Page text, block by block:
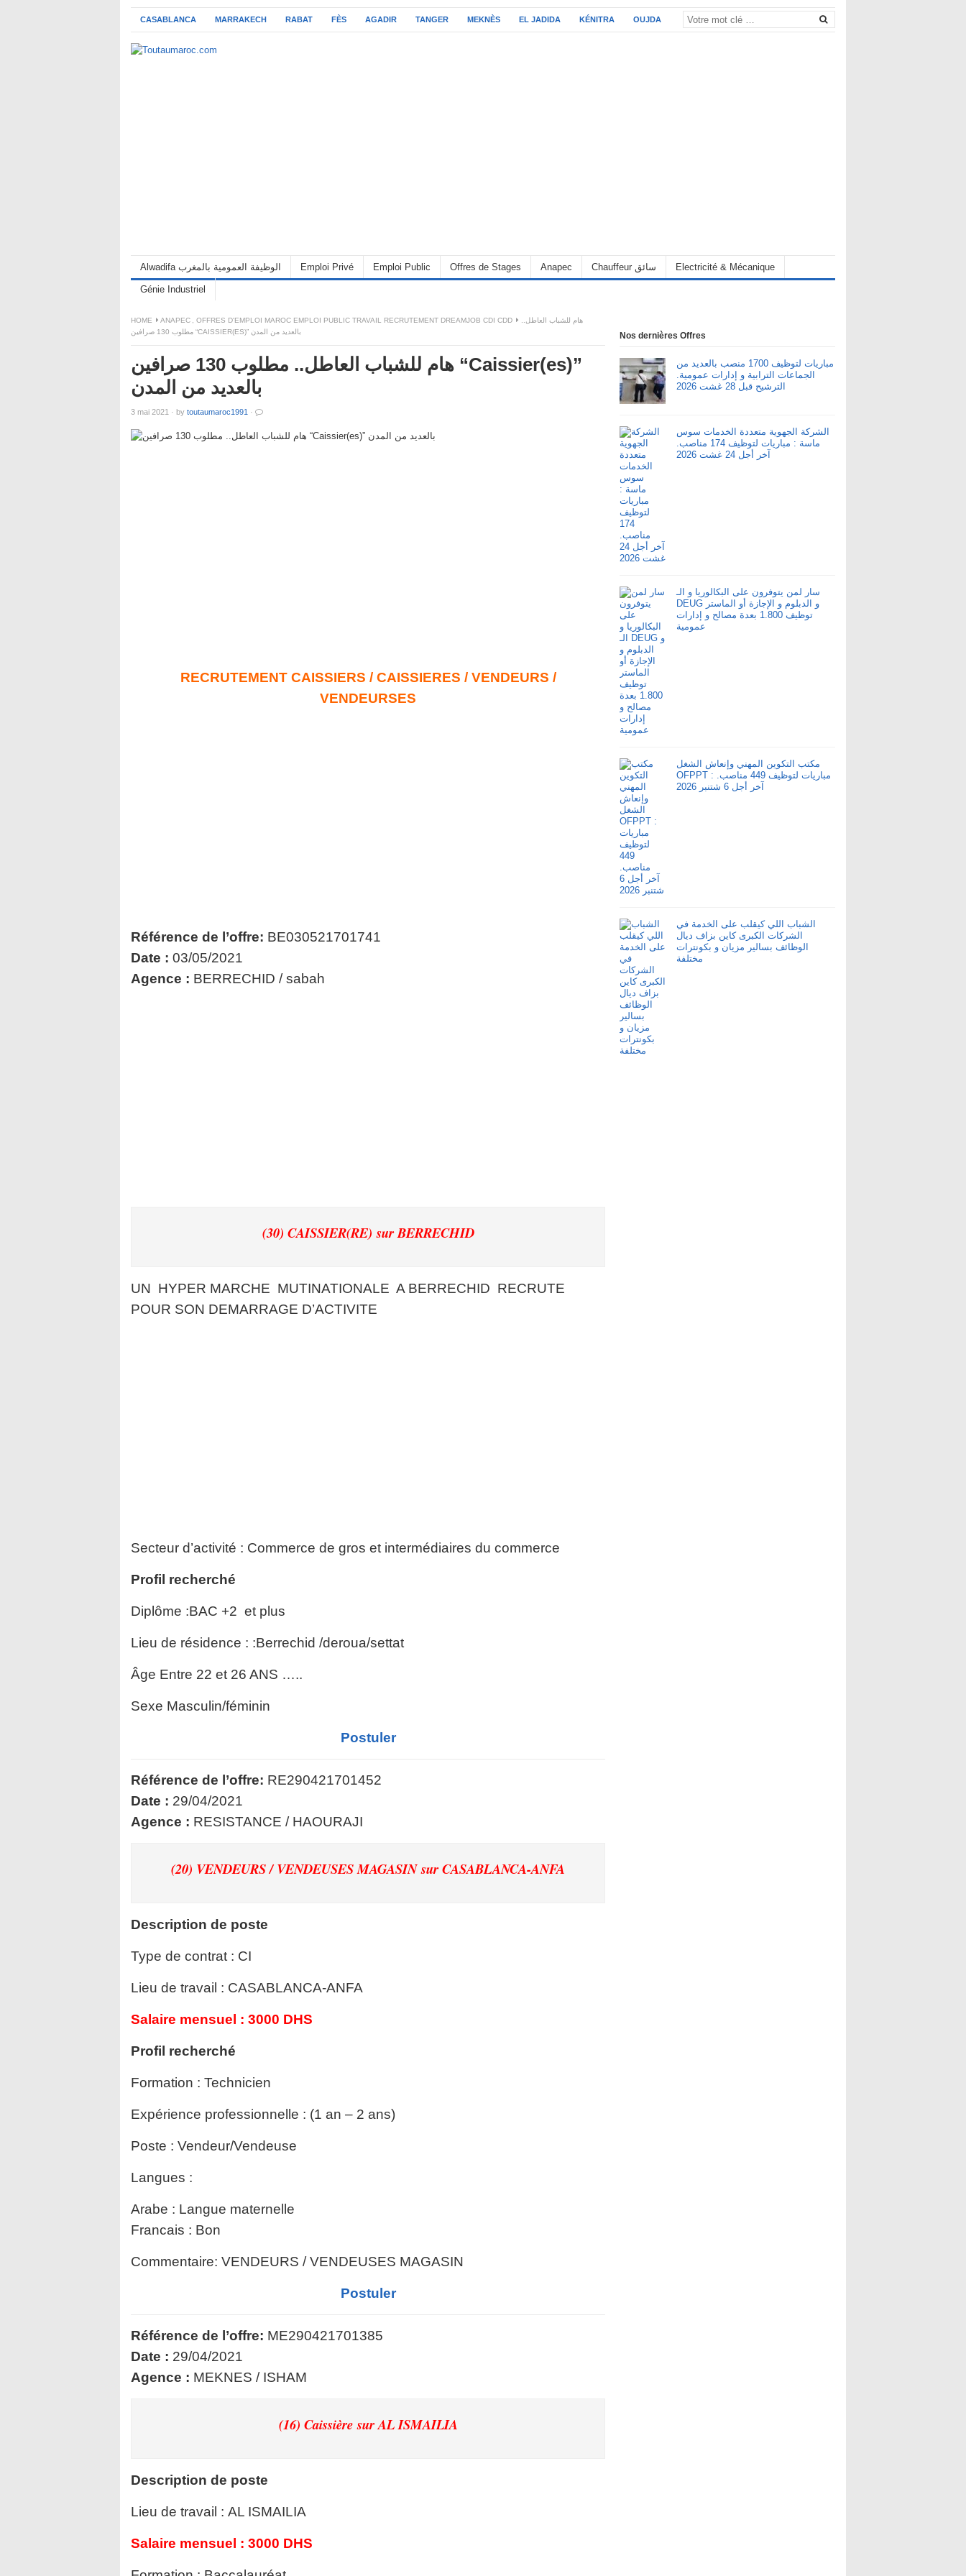
CASABLANCA MARRAKECH RABAT FÈS AGADIR TANGER MEKNÈS EL JADIDA KÉNITRA OUJDA
Alwadifa الوظيفة العمومية بالمغرب Emploi Privé Emploi Public Offres de Stages Anapec Chauffeur سائق Electricité & Mécanique
Génie Industriel
HOME ANAPEC OFFRES D'EMPLOI MAROC EMPLOI PUBLIC TRAVAIL RECRUTEMENT DREAMJOB CDI CDD
هام للشباب العاطل..
مطلوب 130 صرافين “CAISSIER(ES)” بالعديد من المدن
هام للشباب العاطل.. مطلوب 130 صرافين “Caissier(es)”
بالعديد من المدن
3 mai 2021 · by toutaumaroc1991 ·
RECRUTEMENT CAISSIERS / CAISSIERES / VENDEURS /
VENDEURSES
Référence de l’offre: BE030521701741
Date : 03/05/2021
Agence : BERRECHID / sabah
(30) CAISSIER(RE)sur BERRECHID
UN HYPER MARCHE MUTINATIONALE A BERRECHID RECRUTE
POUR SON DEMARRAGE D’ACTIVITE
Secteur d’activité : Commerce de gros et intermédiaires du commerce
Profil recherché
Diplôme :BAC +2 et plus
Lieu de résidence : :Berrechid /deroua/settat
Âge Entre 22 et 26 ANS …..
Sexe Masculin/féminin
Postuler
Référence de l’offre: RE290421701452
Date : 29/04/2021
Agence : RESISTANCE / HAOURAJI
(20) VENDEURS / VENDEUSES MAGASINsur CASABLANCA-ANFA
Description de poste
Type de contrat : CI
Lieu de travail : CASABLANCA-ANFA
Salaire mensuel : 3000 DHS
Profil recherché
Formation : Technicien
Expérience professionnelle : (1 an – 2 ans)
Poste : Vendeur/Vendeuse
Langues :
Arabe : Langue maternelle
Francais : Bon
Commentaire: VENDEURS / VENDEUSES MAGASIN
Postuler
Référence de l’offre: ME290421701385
Date : 29/04/2021
Agence : MEKNES / ISHAM
(16) Caissièresur AL ISMAILIA
Description de poste
Lieu de travail : AL ISMAILIA
Salaire mensuel : 3000 DHS
Nos dernières Offres
مباريات لتوظيف 1700 منصب بالعديد من
الجماعات الترابية و إدارات عمومية.
الترشيح قبل 28 غشت 2026
الشركة الجهوية متعددة الخدمات سوس
ماسة : مباريات لتوظيف 174 مناصب.
آخر أجل 24 غشت 2026
سار لمن يتوفرون على البكالوريا و الـ
DEUG و الدبلوم و الإجازة أو الماستر
توظيف 1.800 بعدة مصالح و إدارات
عمومية
مكتب التكوين المهني وإنعاش الشغل
OFPPT : مباريات لتوظيف 449 مناصب.
آخر أجل 6 شتنبر 2026
الشباب اللي كيقلب على الخدمة في
الشركات الكبرى كاين بزاف ديال
الوظائف بسالير مزيان و بكونترات
مختلفة